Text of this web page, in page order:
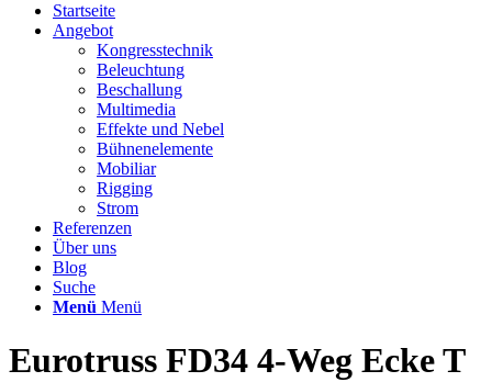
Startseite
Angebot
Kongresstechnik
Beleuchtung
Beschallung
Multimedia
Effekte und Nebel
Bühnenelemente
Mobiliar
Rigging
Strom
Referenzen
Über uns
Blog
Suche
Menü Menü
Eurotruss FD34 4-Weg Ecke T